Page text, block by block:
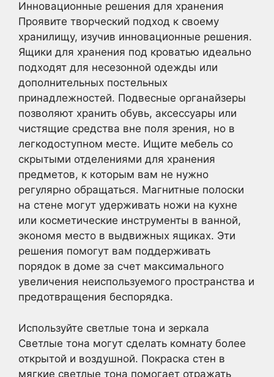
Инновационные решения для хранения
Проявите творческий подход к своему
хранилищу, изучив инновационные решения.
Ящики для хранения под кроватью идеально
подходят для несезонной одежды или
дополнительных постельных
принадлежностей. Подвесные органайзеры
позволяют хранить обувь, аксессуары или
чистящие средства вне поля зрения, но в
легкодоступном месте. Ищите мебель со
скрытыми отделениями для хранения
предметов, к которым вам не нужно
регулярно обращаться. Магнитные полоски
на стене могут удерживать ножи на кухне
или косметические инструменты в ванной,
экономя место в выдвижных ящиках. Эти
решения помогут вам поддерживать
порядок в доме за счет максимального
увеличения неиспользуемого пространства и
предотвращения беспорядка.
Используйте светлые тона и зеркала
Светлые тона могут сделать комнату более
открытой и воздушной. Покраска стен в
мягкие светлые тона помогает отражать